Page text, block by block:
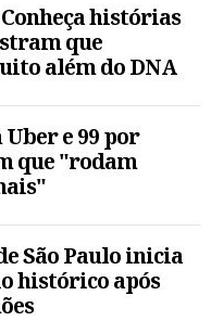
histórias
que
além do DNA
e 99 por
que "rodam
São Paulo inicia
histórico após